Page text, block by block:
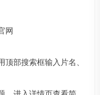
网
部搜索框输入片名、